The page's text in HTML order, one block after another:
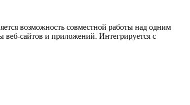
возможность совместной работы над одним
сайтов и приложений. Интегрируется с